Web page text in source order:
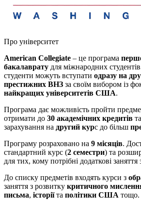
Про університет
American Collegiate – це програма
бакалаврату для міжнародних
студенти можуть вступати одразу на
престижних ВНЗ за своїм вибором із
найкращих університетів США.
Програма дає можливість пройти
отримати до 30 академічних кредитів
зарахування на другий курс до більш
Програму розраховано на 9 місяців.
стандартний курс (2 семестри) та
для тих, кому потрібні додаткові заняття
До списку предметів входять курси з
заняття з розвитку критичного
письма, історіїта політики США тощо.